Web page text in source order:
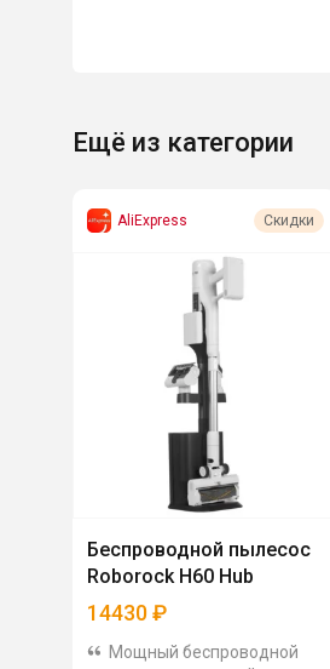
Ещё из категории
AliExpress Скидки
Беспроводной пылесос
Roborock H60 Hub
14430₽
Мощный беспроводной